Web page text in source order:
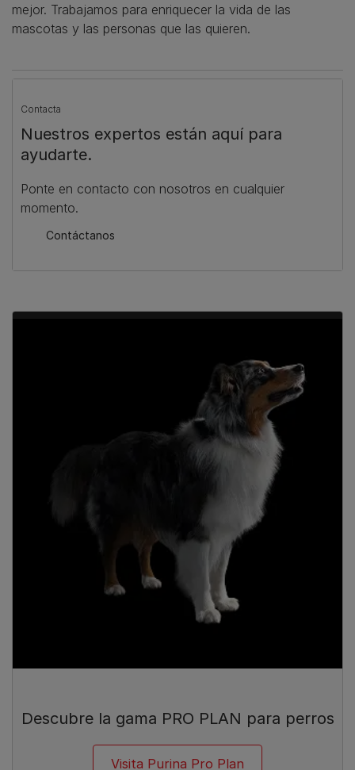
mejor. Trabajamos para enriquecer la vida de las
mascotas y las personas que las quieren.
Contacta
Nuestros expertos están aquí para
ayudarte.
Ponte en contacto con nosotros en cualquier
momento.
Contáctanos
Descubre la gama PRO PLAN para perros
Visita Purina Pro Plan